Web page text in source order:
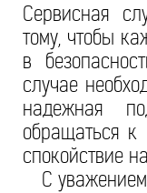
Сервисная
тому, чтобы
в
случае
надежная
обращаться
спокойствие
С